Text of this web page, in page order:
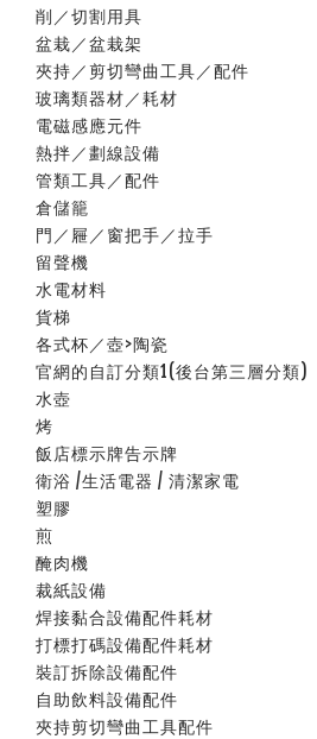
削／切割用具
盆栽／盆栽架
夾持／剪切彎曲工具／配件
玻璃類器材／耗材
電磁感應元件
熱拌／劃線設備
管類工具／配件
倉儲籠
門／屜／窗把手／拉手
留聲機
水電材料
貨梯
各式杯／壺>陶瓷
官網的自訂分類1(後台第三層分類)
水壺
烤
飯店標示牌告示牌
衛浴 /生活電器 / 清潔家電
塑膠
煎
醃肉機
裁紙設備
焊接黏合設備配件耗材
打標打碼設備配件耗材
裝訂拆除設備配件
自助飲料設備配件
夾持剪切彎曲工具配件